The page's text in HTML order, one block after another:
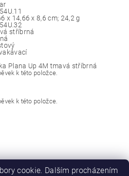
x 14,66 x 8,6 cm; 24,2 g
stříbrná
Plana Up 4M tmavá stříbrná
k této položce.
k této položce.
cookie. Dalším procházením